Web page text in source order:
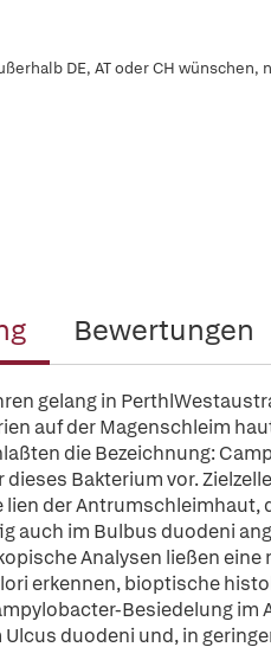
DE, AT oder CH
Bewertungen
gelang in
auf der Magenschleim
die Bezeichnung:
dieses Bakterium vor.
der Antrumschleimhaut,
auch im Bulbus duodeni
Analysen ließen
erkennen, bioptische
Besiedelung im
duodeni und, in